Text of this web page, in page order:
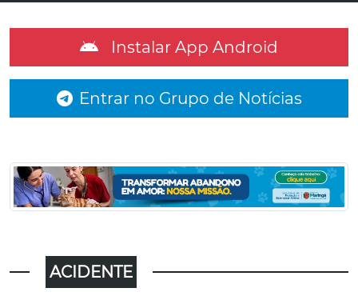
Instalar App Android
Entrar no Grupo de Notícias
ACIDENTE